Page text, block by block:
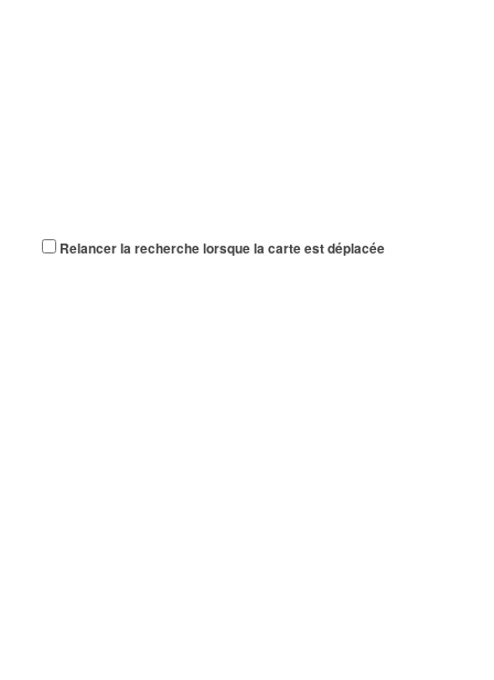
Relancer la recherche lorsque la carte est déplacée